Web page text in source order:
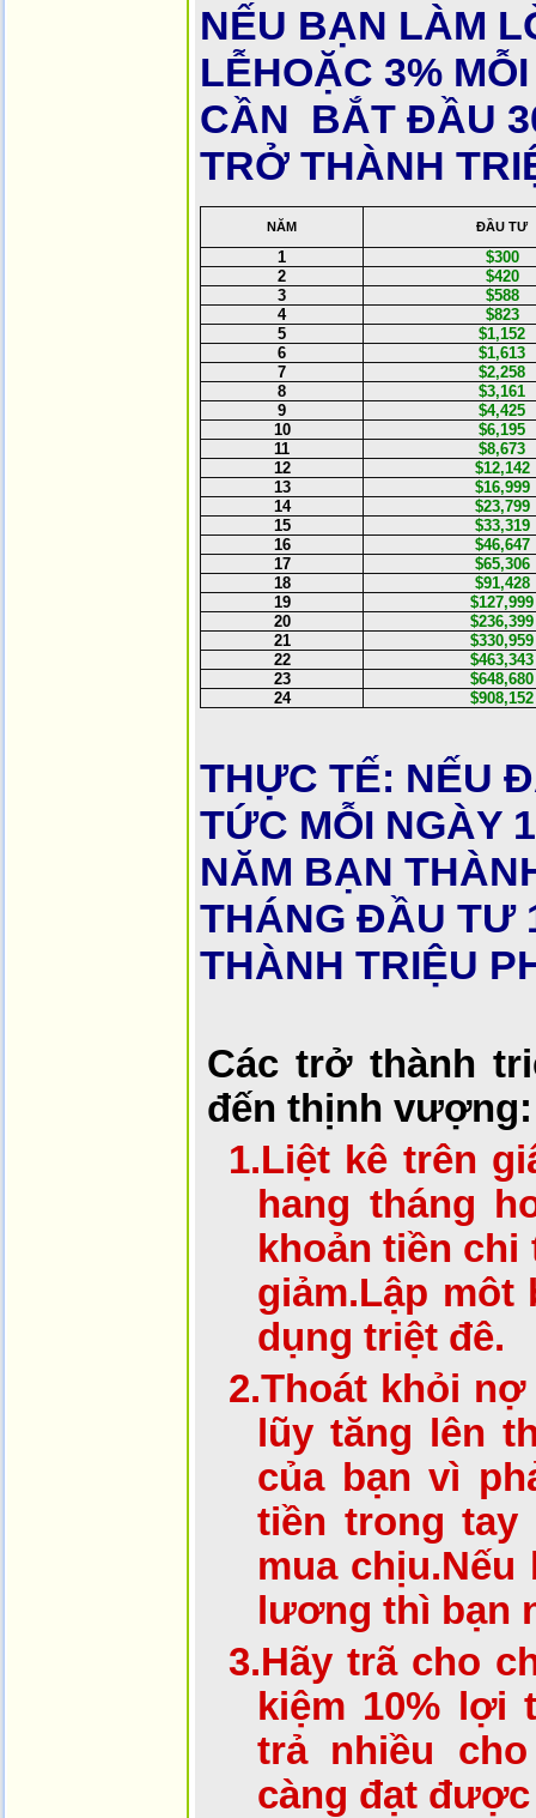
NẾU BẠN LÀM
LỄHOẶC 3%
CẦN BẮT ĐẦU
TRỞ THÀNH
NĂM ĐẦU TƯ
1
$300
2
$420
3
$588
4
$823
5
$1,152
6
$1,613
7
$2,258
8
$3,161
9
$4,425
10
$6,195
11
$8,673
12
$12,142
13
$16,999
14
$23,799
15
$33,319
16
$46,647
17
$65,306
18
$91,428
19
$127,999
20
$236,399
21
$330,959
22
$463,343
23
$648,680
24
$908,152
THỰC TẾ: NẾU
TỨC MỖI NGÀY
NĂM BẠN
THÁNG ĐẦU TƯ
THÀNH TRIỆU
Các trở thành
đến thịnh vượng:
1.Liệt kê trên
hang tháng
khoản tiền
giảm.Lập môt
dụng triệt đê.
2.Thoát khỏi
lũy tăng lên
của bạn vì
tiền trong tay
mua
lương thì bạn
3.Hãy trã cho
kiệm 10% lợi
trả nhiều
càng đạt